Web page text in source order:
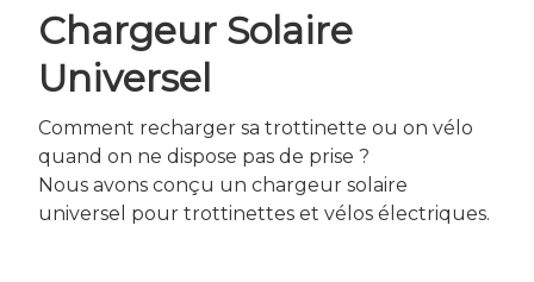
Consignes
Offre vélo
Contact |
Chargeur Solaire
Universel
Comment recharger sa trottinette ou on vélo
quand on ne dispose pas de prise ?
Nous avons conçu un chargeur solaire
universel pour trottinettes et vélos électriques.